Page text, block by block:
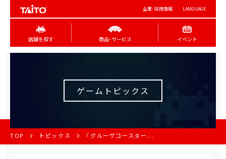
企業･採用情報 LANGUAGE
店舗を探す 商品･サービス イベント
ゲームトピックス
TOP トピックス 『グルーヴコースター...